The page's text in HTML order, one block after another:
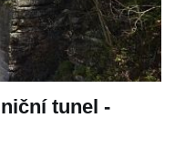
tunel -